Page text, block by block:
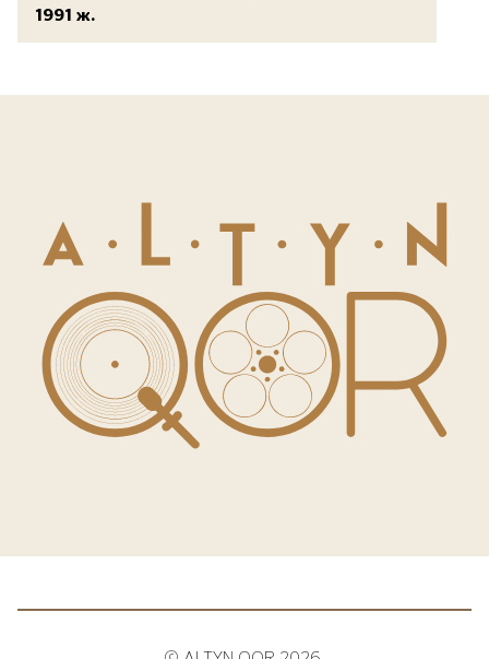
1991 ж.